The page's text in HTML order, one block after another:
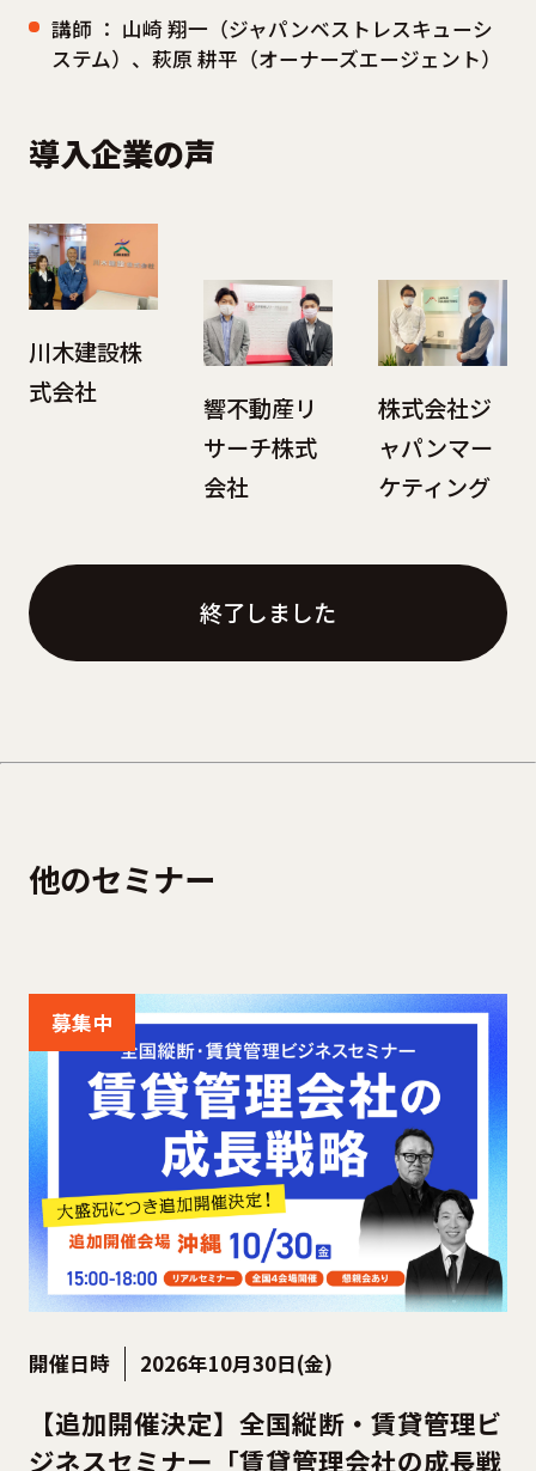
講師 ： 山崎 翔一（ジャパンベストレスキューシ
ステム）、萩原 耕平（オーナーズエージェント）
導入企業の声
川木建設株
式会社
響不動産リ
サーチ株式
会社
株式会社ジ
ャパンマー
ケティング
終了しました
他のセミナー
募集中
開催日時 2026年10月30日(金)
【追加開催決定】全国縦断・賃貸管理ビ
ジネスセミナー「賃貸管理会社の成長戦